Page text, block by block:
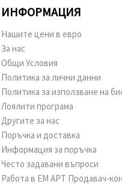
ИНФОРМАЦИЯ
Нашите цени в евро
За нас
Общи Условия
Политика за лични данни
Политика за използване на
Лоялити програма
Другите за нас
Поръчка и доставка
Информация за поръчка
Често задавани въпроси
Работа в ЕМ АРТ Продавач-